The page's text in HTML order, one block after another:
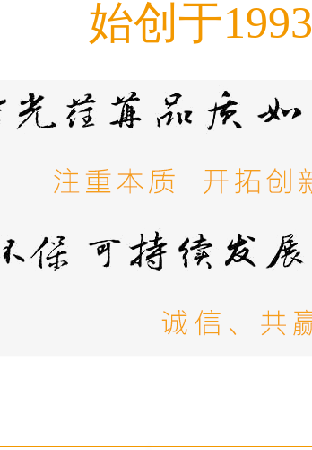
始创于1993